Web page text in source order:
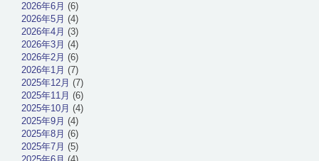
2026年6月 (6)
2026年5月 (4)
2026年4月 (3)
2026年3月 (4)
2026年2月 (6)
2026年1月 (7)
2025年12月 (7)
2025年11月 (6)
2025年10月 (4)
2025年9月 (4)
2025年8月 (6)
2025年7月 (5)